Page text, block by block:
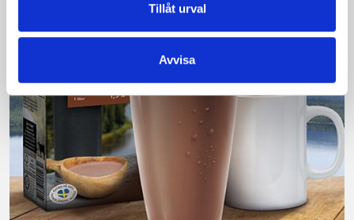
Tillåt urval
Avvisa